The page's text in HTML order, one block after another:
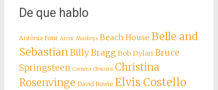
De que hablo
Antònia Font Arctic Monkeys Beach House Belle and
SebastianBilly Bragg Bob Dylan Bruce
Springsteen Camera Obscura Christina
Rosenvinge David Bowie Elvis Costello